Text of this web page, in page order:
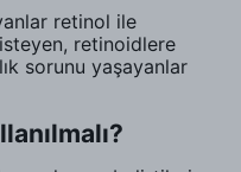
retinol ile
isteyen, retinoidlere
sorunu yaşayanlar